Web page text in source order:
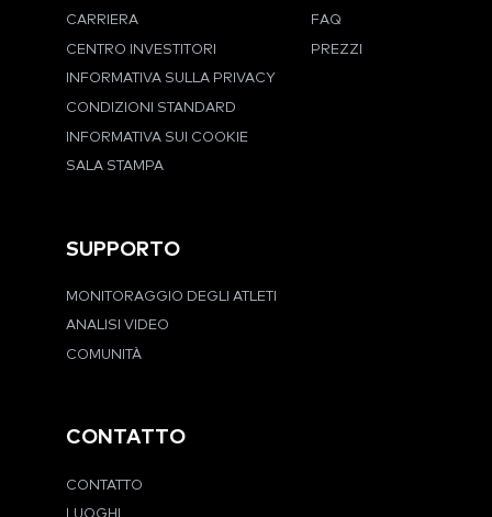
CARRIERA
CENTRO INVESTITORI
INFORMATIVA SULLA PRIVACY
CONDIZIONI STANDARD
INFORMATIVA SUI COOKIE
SALA STAMPA
FAQ
PREZZI
SUPPORTO
MONITORAGGIO DEGLI ATLETI
ANALISI VIDEO
COMUNITÀ
CONTATTO
CONTATTO